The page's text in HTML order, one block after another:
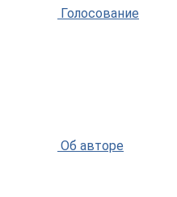
Голосование
Об авторе